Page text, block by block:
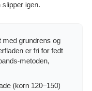
slipper igen.
med grundrens og
er fri for fedt
metoden,
(korn 120–150)